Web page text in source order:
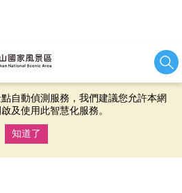
術以持續優化網站服務，並有助於為
使用本網站即表示您同意我們的
自動偵測服務，我們建議您允許本網
及使用此智慧化服務。
知道了